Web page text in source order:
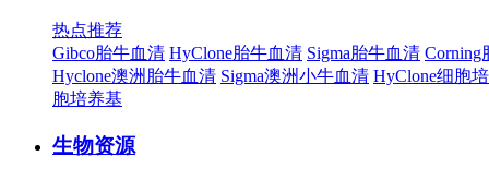
热点推荐
Gibco胎牛血清 HyClone胎牛血清 Sigma胎牛血清 Corning
Hyclone澳洲胎牛血清 Sigma澳洲小牛血清 HyClone细胞
胞培养基
生物资源